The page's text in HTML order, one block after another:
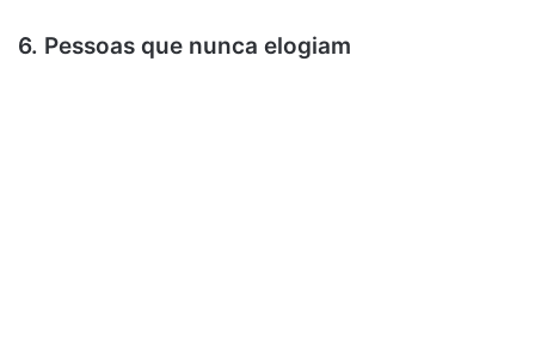
6. Pessoas que nunca elogiam